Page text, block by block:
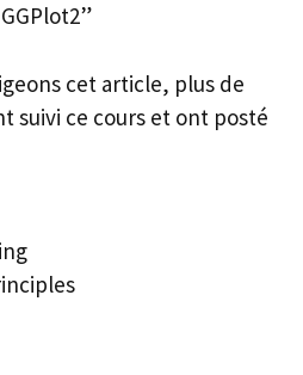
cet article, plus de
suivi ce cours et ont posté